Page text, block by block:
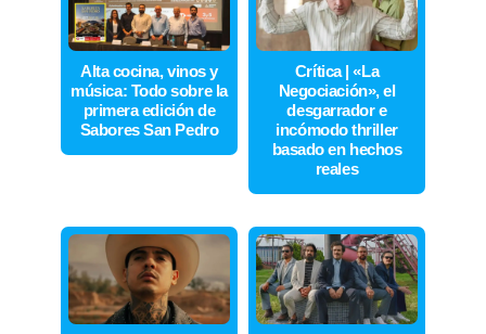
Alta cocina, vinos y
música: Todo sobre la
primera edición de
Sabores San Pedro
Crítica | «La
Negociación», el
desgarrador e
incómodo thriller
basado en hechos
reales